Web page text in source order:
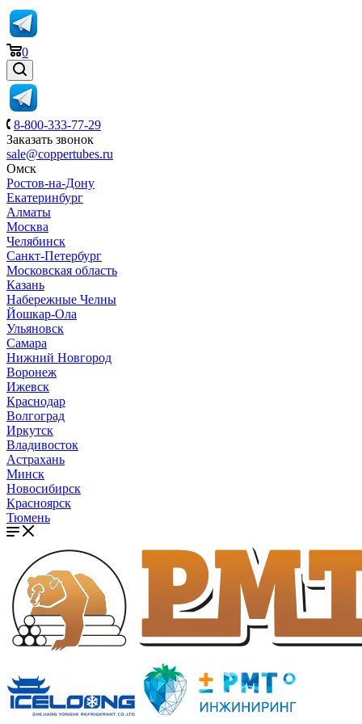
0
8-800-333-77-29
Заказать звонок
sale@coppertubes.ru
Омск
Ростов-на-Дону
Екатеринбург
Алматы
Москва
Челябинск
Санкт-Петербург
Московская область
Казань
Набережные Челны
Йошкар-Ола
Ульяновск
Самара
Нижний Новгород
Воронеж
Ижевск
Краснодар
Волгоград
Иркутск
Владивосток
Астрахань
Минск
Новосибирск
Красноярск
Тюмень